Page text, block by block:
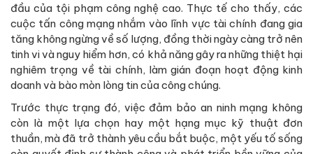
đầu của tội phạm công nghệ cao. Thực tế cho thấy, các
cuộc tấn công mạng nhắm vào lĩnh vực tài chính đang gia
tăng không ngừng về số lượng, đồng thời ngày càng trở nên
tinh vi và nguy hiểm hơn, có khả năng gây ra những thiệt hại
nghiêm trọng về tài chính, làm gián đoạn hoạt động kinh
doanh và bào mòn lòng tin của công chúng.
Trước thực trạng đó, việc đảm bảo an ninh mạng không
còn là một lựa chọn hay một hạng mục kỹ thuật đơn
thuần, mà đã trở thành yêu cầu bắt buộc, một yếu tố sống